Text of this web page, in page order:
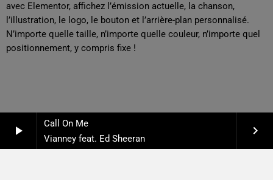
play_arrow
Call On Me
Vianney feat. Ed Sheeran
keyboard_arrow_right
avec Elementor, affichez l’émission actuelle, la chanson,
l’illustration, le logo, le bouton et l’arrière-plan personnalisé.
N’importe quelle taille, n’importe quelle couleur, n’importe quel
positionnement, y compris fixe !